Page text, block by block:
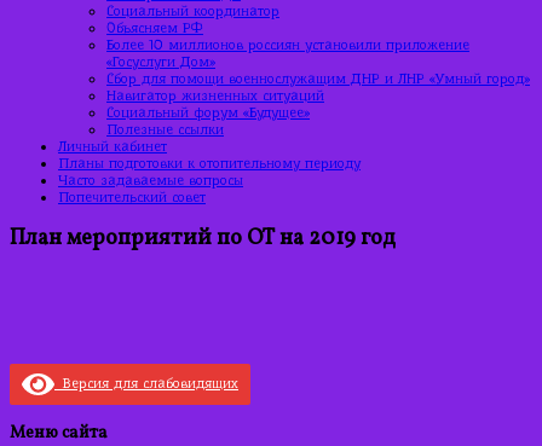
Социальный координатор
Объясняем РФ
Более 10 миллионов россиян установили приложение
«Госуслуги Дом»
Сбор для помощи военнослужащим ДНР и ЛНР «Умный город»
Навигатор жизненных ситуаций
Социальный форум «Будущее»
Полезные ссылки
Личный кабинет
Планы подготовки к отопительному периоду
Часто задаваемые вопросы
Попечительский совет
План мероприятий по ОТ на 2019 год
Версия для слабовидящих
Меню сайта